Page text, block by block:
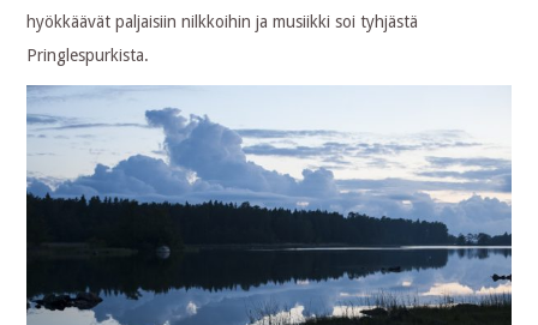
hyökkäävät paljaisiin nilkkoihin ja musiikki soi tyhjästä
Pringlespurkista.